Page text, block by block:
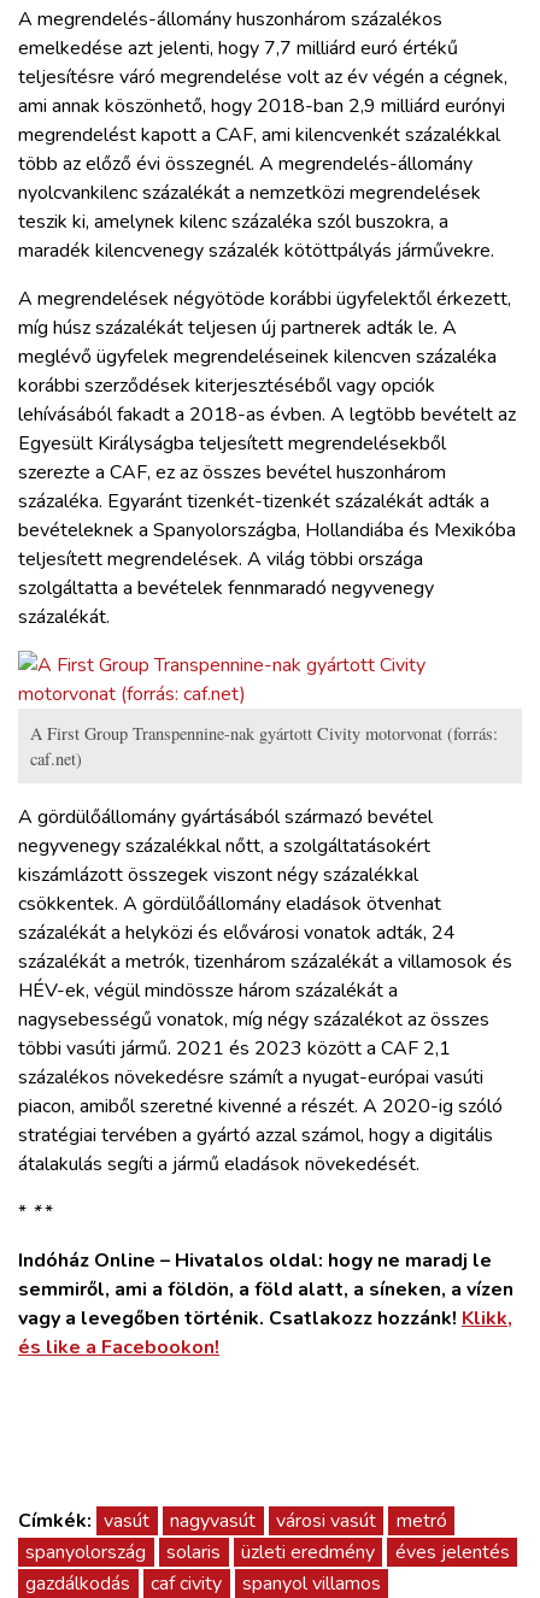
A megrendelés-állomány huszonhárom százalékos
emelkedése azt jelenti, hogy 7,7 milliárd euró értékű
teljesítésre váró megrendelése volt az év végén a cégnek,
ami annak köszönhető, hogy 2018-ban 2,9 milliárd eurónyi
megrendelést kapott a CAF, ami kilencvenkét százalékkal
több az előző évi összegnél. A megrendelés-állomány
nyolcvankilenc százalékát a nemzetközi megrendelések
teszik ki, amelynek kilenc százaléka szól buszokra, a
maradék kilencvenegy százalék kötöttpályás járművekre.
A megrendelések négyötöde korábbi ügyfelektől érkezett,
míg húsz százalékát teljesen új partnerek adták le. A
meglévő ügyfelek megrendeléseinek kilencven százaléka
korábbi szerződések kiterjesztéséből vagy opciók
lehívásából fakadt a 2018-as évben. A legtöbb bevételt az
Egyesült Királyságba teljesített megrendelésekből
szerezte a CAF, ez az összes bevétel huszonhárom
százaléka. Egyaránt tizenkét-tizenkét százalékát adták a
bevételeknek a Spanyolországba, Hollandiába és Mexikóba
teljesített megrendelések. A világ többi országa
szolgáltatta a bevételek fennmaradó negyvenegy
százalékát.
A First Group Transpennine-nak gyártott Civity motorvonat (forrás:
caf.net)
A gördülőállomány gyártásából származó bevétel
negyvenegy százalékkal nőtt, a szolgáltatásokért
kiszámlázott összegek viszont négy százalékkal
csökkentek. A gördülőállomány eladások ötvenhat
százalékát a helyközi és elővárosi vonatok adták, 24
százalékát a metrók, tizenhárom százalékát a villamosok és
HÉV-ek, végül mindössze három százalékát a
nagysebességű vonatok, míg négy százalékot az összes
többi vasúti jármű. 2021 és 2023 között a CAF 2,1
százalékos növekedésre számít a nyugat-európai vasúti
piacon, amiből szeretné kivenné a részét. A 2020-ig szóló
stratégiai tervében a gyártó azzal számol, hogy a digitális
átalakulás segíti a jármű eladások növekedését.
* **
Indóház Online – Hivatalos oldal: hogy ne maradj le
semmiről, ami a földön, a föld alatt, a síneken, a vízen
vagy a levegőben történik. Csatlakozz hozzánk! Klikk,
és like a Facebookon!
Címkék: vasút nagyvasút városi vasút
metró
spanyolország
solaris üzleti eredmény
éves jelentés
gazdálkodás
caf civity
spanyol villamos